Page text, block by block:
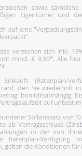
sowie
Eigentümer und
auf eine
verstehen sich inkl.
mind. € 8,90*. Alle
(Ratenplan-
den Sie wiederholt
bonitätsabhängig
auf
Sollzinssatz von
ab Vertragsschluss
in der von
Ratenplan-Verfügung
gelten die Konditionen für